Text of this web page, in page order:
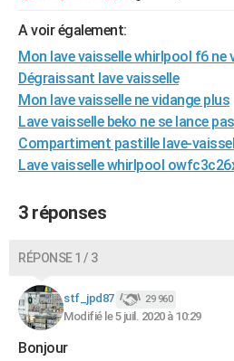
Alimentation
Guide de la santé
Maladies
Médicaments
Sommeil
VOYAGE
Destinations
City break
Voyage nature
Voyage de noces
Forum
Climat
+PHOTO
GUIDES D'ACHAT
BONS PLANS
COPAINS D'AVANT
S'inscrire
Se connecter
Lycées
Collèges
Primaires
Universités
Entreprises
Service militaire
Avis de recherche
AVIS DE DÉCÈS
A voir également:
Mon lave vaisselle whirlpool f6 ne
Dégraissant lave vaisselle
Mon lave vaisselle ne vidange plus
Lave vaisselle beko ne se lance pas
Compartiment pastille lave-
Lave vaisselle whirlpool
3 réponses
RÉPONSE 1 / 3
stf_jpd87 29 960
Modifié le 5 juil. 2020 à 10:29
Bonjour